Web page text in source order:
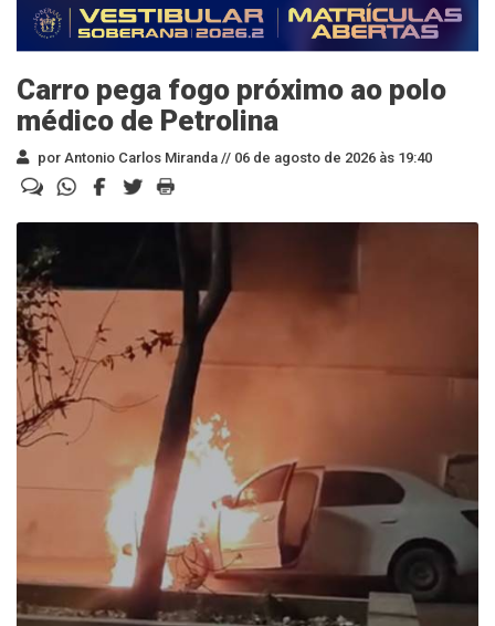
Carro pega fogo próximo ao polo
médico de Petrolina
por Antonio Carlos Miranda // 06 de agosto de 2026 às 19:40